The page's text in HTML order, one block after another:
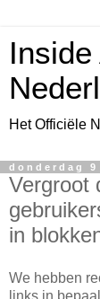
Het Officiële
donderdag 9
Vergroot
in
We hebben
links in